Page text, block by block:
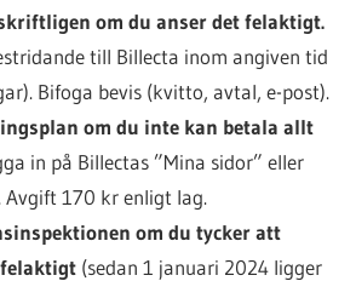
om du anser det felaktigt.
till Billecta inom angiven tid
Bifoga bevis (kvitto, avtal, e-post).
om du inte kan betala allt
in på Billectas ”Mina sidor” eller
170 kr enligt lag.
om du tycker att
(sedan 1 januari 2024 ligger